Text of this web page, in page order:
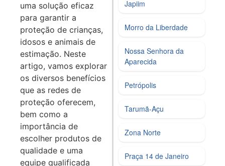
uma solução eficaz
para garantir a
proteção de crianças,
idosos e animais de
estimação. Neste
artigo, vamos explorar
os diversos benefícios
que as redes de
proteção oferecem,
bem como a
importância de
escolher produtos de
qualidade e uma
equipe qualificada
Japiim
Morro da Liberdade
Nossa Senhora da
Aparecida
Petrópolis
Tarumã-Açu
Zona Norte
Praça 14 de Janeiro